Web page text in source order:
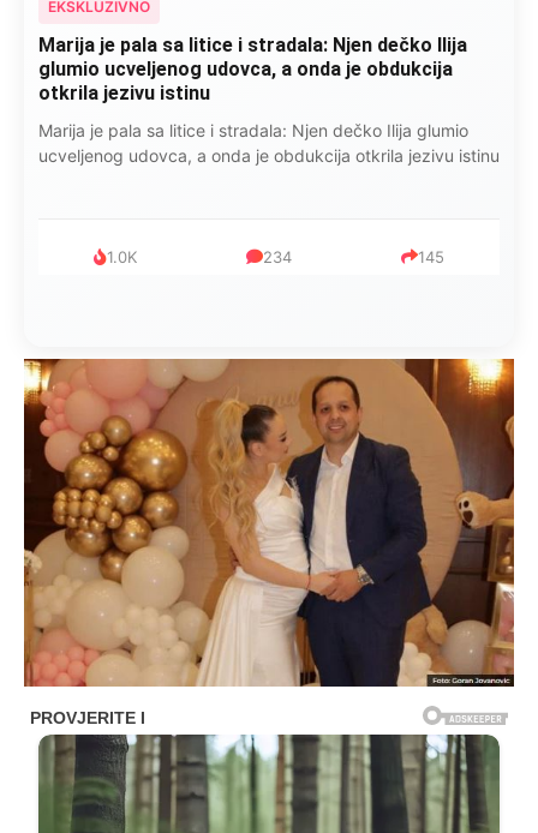
EKSKLUZIVNO
Marija je pala sa litice i stradala: Njen dečko Ilija
glumio ucveljenog udovca, a onda je obdukcija
otkrila jezivu istinu
Marija je pala sa litice i stradala: Njen dečko Ilija glumio
ucveljenog udovca, a onda je obdukcija otkrila jezivu istinu
1.0K 234 145